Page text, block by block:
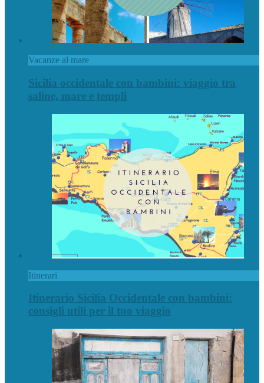
Vacanze al mare
Sicilia occidentale con bambini: viaggio tra
saline, mare e templi
Itinerari
Itinerario Sicilia Occidentale con bambini:
consigli utili per il tuo viaggio